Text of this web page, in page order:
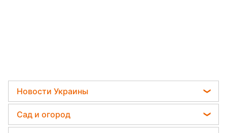
Новости Украины
Отключения света
Телеграм новости Украины
Сад и огород